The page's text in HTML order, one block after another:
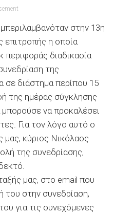
στην 13η
επιτροπής η οποία
περιφοράς διαδικασία
της
σε διάστημα περίπου 15
της ημέρας σύγκλησης
να προκαλέσει
Για τον λόγο αυτό ο
κύριος Νικόλαος
της συνεδρίασης,
μας, στο email που
του στην συνεδρίαση,
για τις συνεχόμενες